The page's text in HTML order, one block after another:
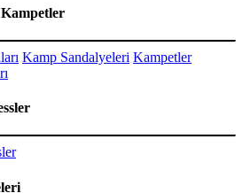
Kamp Sandalyeleri Kampetler